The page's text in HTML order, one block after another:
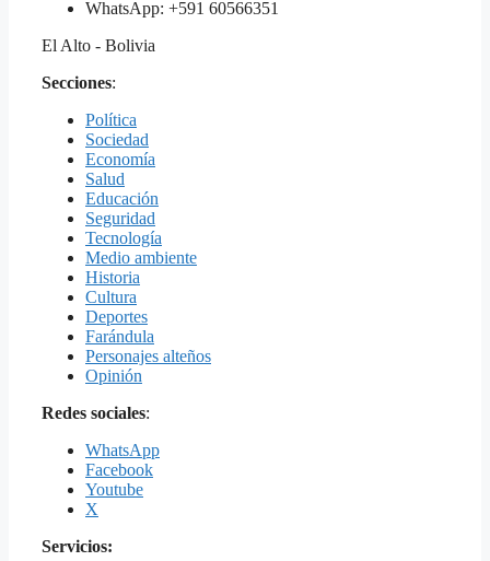
WhatsApp: +591 60566351
El Alto - Bolivia
Secciones:
Política
Sociedad
Economía
Salud
Educación
Seguridad
Tecnología
Medio ambiente
Historia
Cultura
Deportes
Farándula
Personajes alteños
Opinión
Redes sociales:
WhatsApp
Facebook
Youtube
X
Servicios: